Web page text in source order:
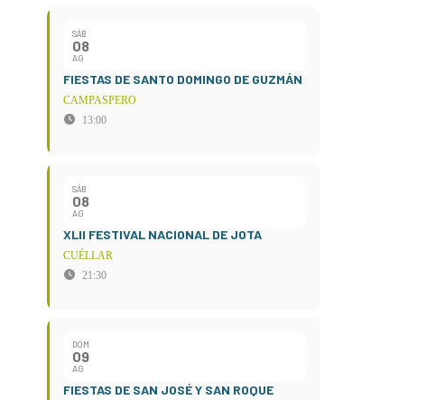
SÁB
08
AG
FIESTAS DE SANTO DOMINGO DE GUZMÁN
CAMPASPERO
13:00
SÁB
08
AG
XLII FESTIVAL NACIONAL DE JOTA
CUÉLLAR
21:30
DOM
09
AG
FIESTAS DE SAN JOSÉ Y SAN ROQUE